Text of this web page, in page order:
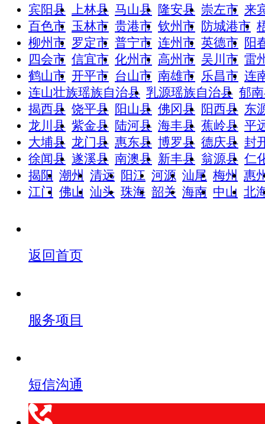
宾阳县
上林县 马山县 隆安县 崇左市 来
百色市 玉林市 贵港市 钦州市 防城港市
柳州市 罗定市 普宁市 连州市 英德市 阳
四会市 信宜市 化州市 高州市 吴川市 雷
鹤山市 开平市 台山市 南雄市 乐昌市 连
连山壮族瑶族自治县 乳源瑶族自治县 郁
揭西县 饶平县 阳山县 佛冈县 阳西县 东
龙川县 紫金县 陆河县 海丰县 蕉岭县 平
大埔县 龙门县 惠东县 博罗县 德庆县 封
徐闻县 遂溪县 南澳县 新丰县 翁源县 仁
揭阳 潮州 清远 阳江 河源 汕尾 梅州 惠
江门 佛山 汕头 珠海 韶关 海南 中山 北
返回首页
服务项目
短信沟通